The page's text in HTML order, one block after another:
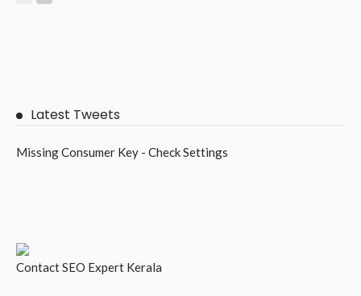
Latest Tweets
Missing Consumer Key - Check Settings
ContactSEO Expert Kerala